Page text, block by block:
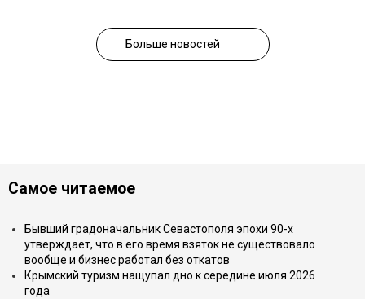
Больше новостей
Самое читаемое
Бывший градоначальник Севастополя эпохи 90-х
утверждает, что в его время взяток не существовало
вообще и бизнес работал без откатов
Крымский туризм нащупал дно к середине июля 2026
года